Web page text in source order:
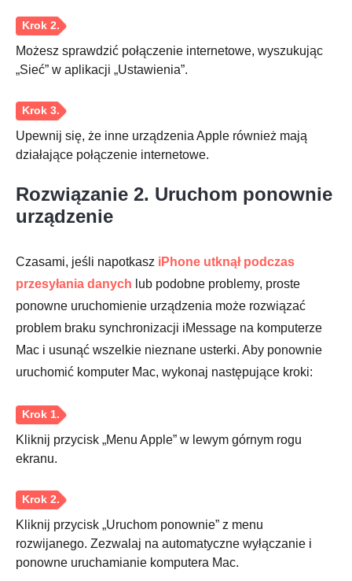
Krok 1.
Krok 2.
Możesz sprawdzić połączenie internetowe, wyszukując
„Sieć” w aplikacji „Ustawienia”.
Krok 3.
Upewnij się, że inne urządzenia Apple również mają
działające połączenie internetowe.
Rozwiązanie 2. Uruchom ponownie
urządzenie
Czasami, jeśli napotkasz iPhone utknął podczas
przesyłania danych lub podobne problemy, proste
ponowne uruchomienie urządzenia może rozwiązać
problem braku synchronizacji iMessage na komputerze
Mac i usunąć wszelkie nieznane usterki. Aby ponownie
uruchomić komputer Mac, wykonaj następujące kroki:
Kliknij przycisk „Menu Apple” w lewym górnym rogu
ekranu.
Kliknij przycisk „Uruchom ponownie” z menu
rozwijanego. Zezwalaj na automatyczne wyłączanie i
ponowne uruchamianie komputera Mac.